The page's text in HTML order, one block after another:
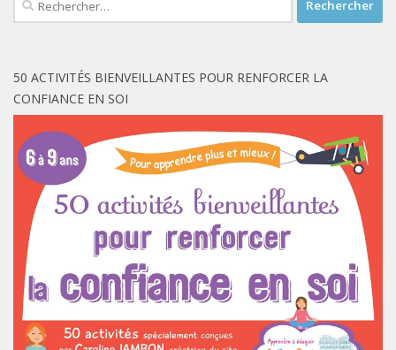
50 ACTIVITÉS BIENVEILLANTES POUR RENFORCER LA
CONFIANCE EN SOI